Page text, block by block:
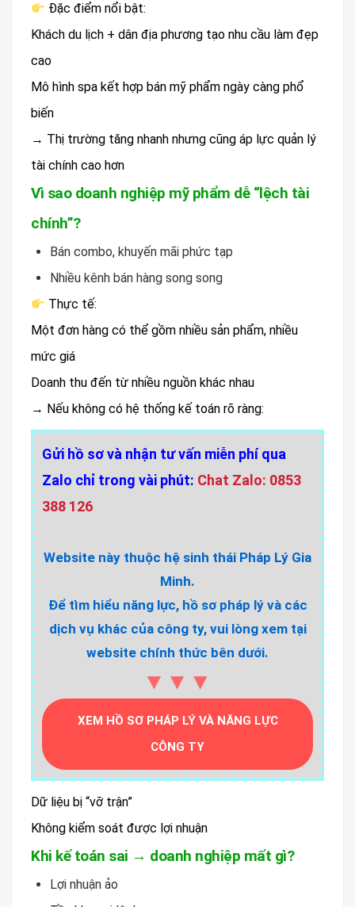
Đặc điểm nổi bật:
Khách du lịch + dân địa phương tạo nhu cầu làm đẹp
cao
Mô hình spa kết hợp bán mỹ phẩm ngày càng phổ
biến
→ Thị trường tăng nhanh nhưng cũng áp lực quản lý
tài chính cao hơn
Vì sao doanh nghiệp mỹ phẩm dễ “lệch tài
chính”?
Bán combo, khuyến mãi phức tạp
Nhiều kênh bán hàng song song
Thực tế:
Một đơn hàng có thể gồm nhiều sản phẩm, nhiều
mức giá
Doanh thu đến từ nhiều nguồn khác nhau
→ Nếu không có hệ thống kế toán rõ ràng:
Gửi hồ sơ và nhận tư vấn miễn phí qua
Zalo chỉ trong vài phút: Chat Zalo: 0853
388 126
Website này thuộc hệ sinh thái Pháp Lý Gia
Minh.
Để tìm hiểu năng lực, hồ sơ pháp lý và các
dịch vụ khác của công ty, vui lòng xem tại
website chính thức bên dưới.
▼▼▼
XEM HỒ SƠ PHÁP LÝ VÀ NĂNG LỰC
CÔNG TY
Dữ liệu bị “vỡ trận”
Không kiểm soát được lợi nhuận
Khi kế toán sai → doanh nghiệp mất gì?
Lợi nhuận ảo